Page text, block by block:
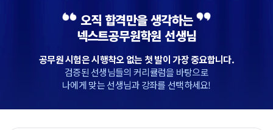
오직 합격만을 생각하는
넥스트공무원학원 선생님
공무원 시험은 시행착오 없는 첫 발이 가장 중요합니다.
검증된 선생님들의 커리큘럼을 바탕으로
나에게 맞는 선생님과 강좌를 선택하세요!